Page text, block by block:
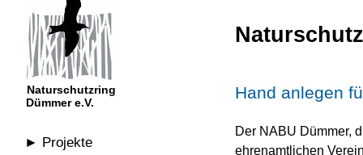
Hand anlegen
Der NABU Dümmer,
ehrenamtlichen
► Projekte
Naturschutzring
Dümmer e.V.